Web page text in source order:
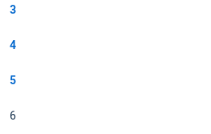
3
4
5
6